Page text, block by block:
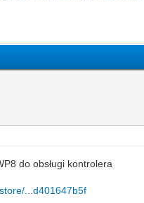
do obsługi kontrolera
...d401647b5f